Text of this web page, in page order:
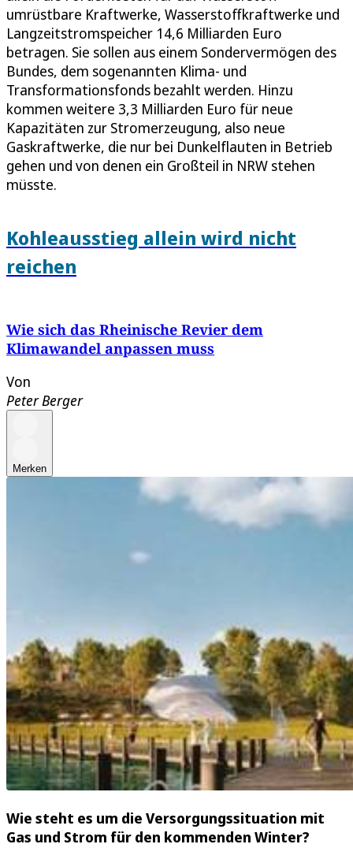
umrüstbare Kraftwerke, Wasserstoffkraftwerke und
Langzeitstromspeicher 14,6 Milliarden Euro
betragen. Sie sollen aus einem Sondervermögen des
Bundes, dem sogenannten Klima- und
Transformationsfonds bezahlt werden. Hinzu
kommen weitere 3,3 Milliarden Euro für neue
Kapazitäten zur Stromerzeugung, also neue
Gaskraftwerke, die nur bei Dunkelflauten in Betrieb
gehen und von denen ein Großteil in NRW stehen
müsste.
Kohleausstieg allein wird nicht
reichen
Wie sich das Rheinische Revier dem
Klimawandel anpassen muss
Von
Peter Berger
Merken
Wie steht es um die Versorgungssituation mit
Gas und Strom für den kommenden Winter?